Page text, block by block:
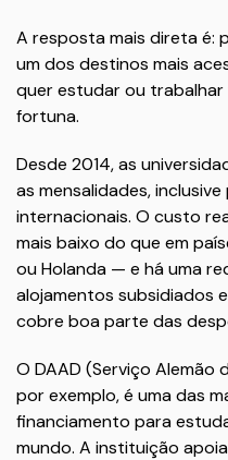
A resposta mais direta é:
um dos destinos mais
quer estudar ou
fortuna.
Desde 2014, as
as mensalidades,
internacionais. O custo
mais baixo do que em
ou Holanda — e há uma
alojamentos subsidiados
cobre boa parte das
O DAAD (Serviço Alemão
por exemplo, é uma das
financiamento para
mundo. A instituição